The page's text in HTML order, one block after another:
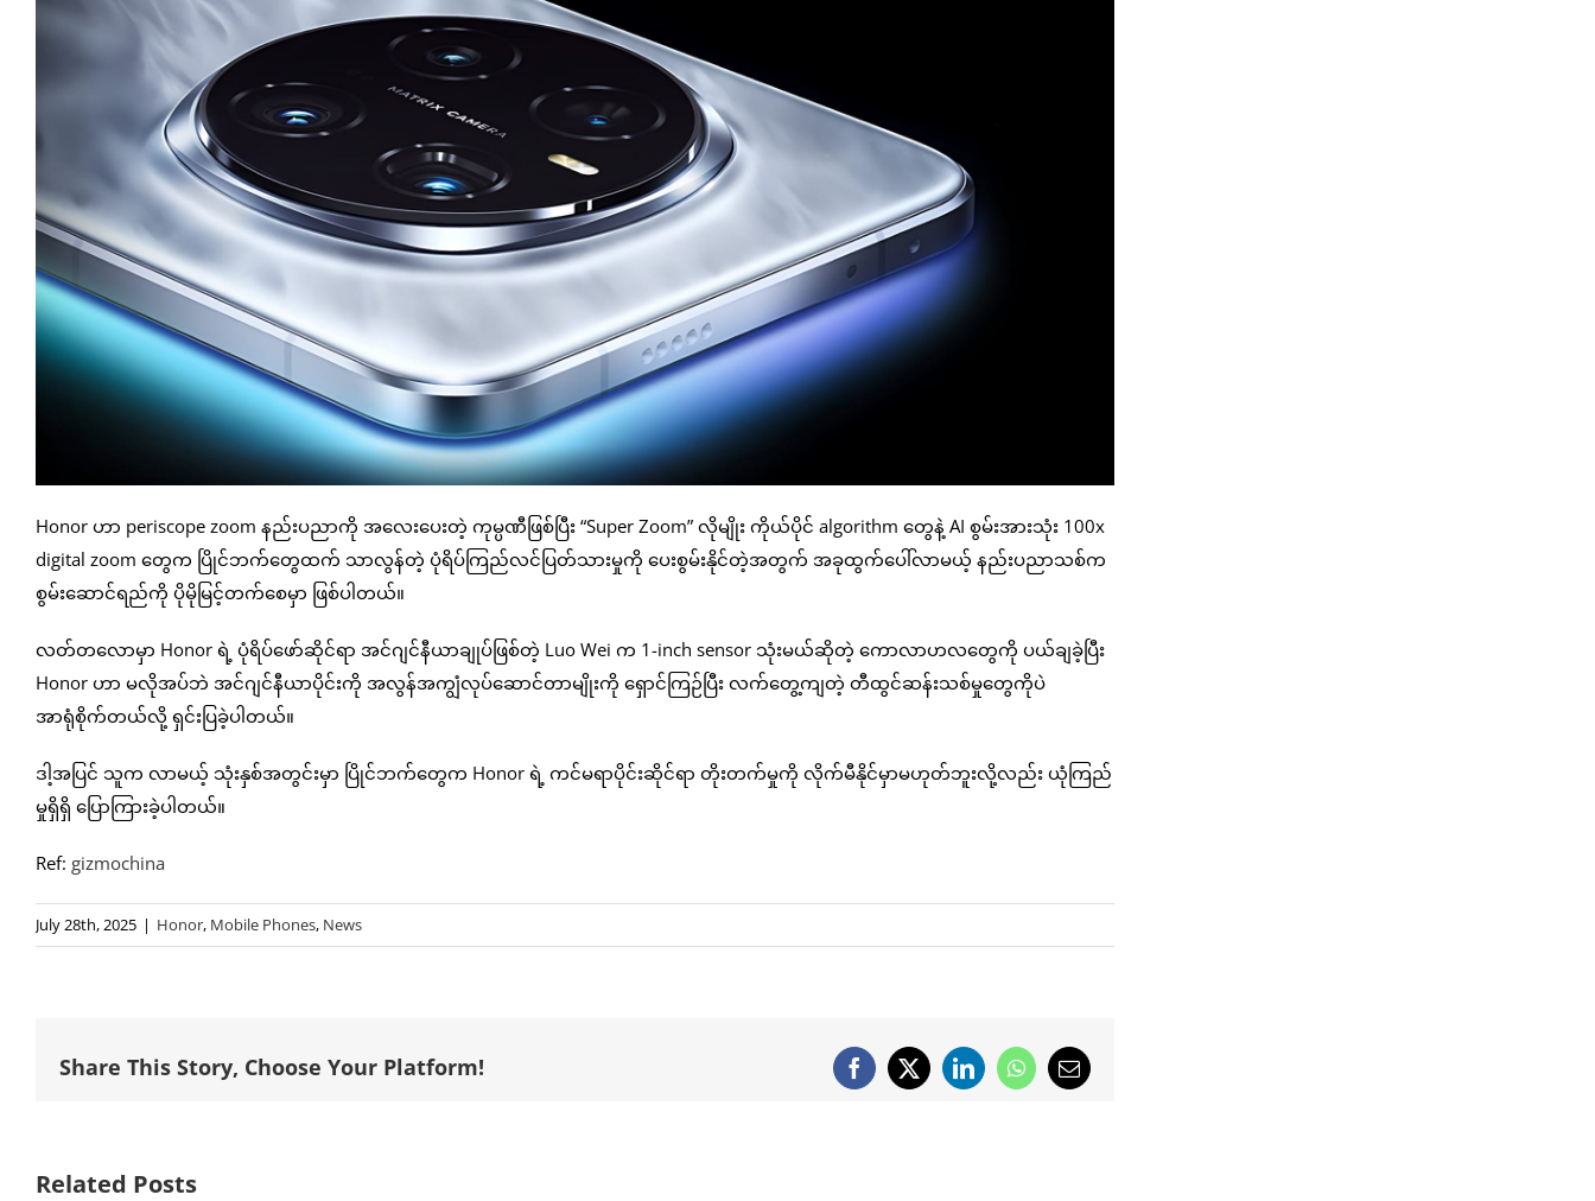
Honor ဟာ periscope zoom နည်းပညာကို အလေးပေးတဲ့ ကုမ္ပဏီဖြစ်ပြီး “Super Zoom” လိုမျိုး ကိုယ်ပိုင် algorithm တွေနဲ့ AI စွမ်းအားသုံး 100x
digital zoom တွေက ပြိုင်ဘက်တွေထက် သာလွန်တဲ့ ပုံရိပ်ကြည်လင်ပြတ်သားမှုကို ပေးစွမ်းနိုင်တဲ့အတွက် အခုထွက်ပေါ်လာမယ့် နည်းပညာသစ်က
စွမ်းဆောင်ရည်ကို ပိုမိုမြင့်တက်စေမှာ ဖြစ်ပါတယ်။
လတ်တလောမှာ Honor ရဲ့ ပုံရိပ်ဖော်ဆိုင်ရာ အင်ဂျင်နီယာချုပ်ဖြစ်တဲ့ Luo Wei က 1-inch sensor သုံးမယ်ဆိုတဲ့ ကောလာဟလတွေကို ပယ်ချခဲ့ပြီး
Honor ဟာ မလိုအပ်ဘဲ အင်ဂျင်နီယာပိုင်းကို အလွန်အကျွံလုပ်ဆောင်တာမျိုးကို ရှောင်ကြဉ်ပြီး လက်တွေ့ကျတဲ့ တီထွင်ဆန်းသစ်မှုတွေကိုပဲ
အာရုံစိုက်တယ်လို့ ရှင်းပြခဲ့ပါတယ်။
ဒါ့အပြင် သူက လာမယ့် သုံးနှစ်အတွင်းမှာ ပြိုင်ဘက်တွေက Honor ရဲ့ ကင်မရာပိုင်းဆိုင်ရာ တိုးတက်မှုကို လိုက်မီနိုင်မှာမဟုတ်ဘူးလို့လည်း ယုံကြည်
မှုရှိရှိ ပြောကြားခဲ့ပါတယ်။
Ref: gizmochina
July 28th, 2025 | Honor, Mobile Phones, News
Share This Story, Choose Your Platform! Facebook
X LinkedInWhatsApp
Email
Related Posts